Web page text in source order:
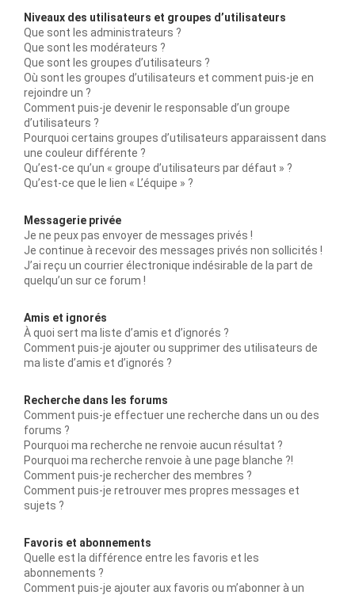
Niveaux des utilisateurs et groupes d’utilisateurs
Que sont les administrateurs ?
Que sont les modérateurs ?
Que sont les groupes d’utilisateurs ?
Où sont les groupes d’utilisateurs et comment puis-je en
rejoindre un ?
Comment puis-je devenir le responsable d’un groupe
d’utilisateurs ?
Pourquoi certains groupes d’utilisateurs apparaissent dans
une couleur différente ?
Qu’est-ce qu’un « groupe d’utilisateurs par défaut » ?
Qu’est-ce que le lien « L’équipe » ?
Messagerie privée
Je ne peux pas envoyer de messages privés !
Je continue à recevoir des messages privés non sollicités !
J’ai reçu un courrier électronique indésirable de la part de
quelqu’un sur ce forum !
Amis et ignorés
À quoi sert ma liste d’amis et d’ignorés ?
Comment puis-je ajouter ou supprimer des utilisateurs de
ma liste d’amis et d’ignorés ?
Recherche dans les forums
Comment puis-je effectuer une recherche dans un ou des
forums ?
Pourquoi ma recherche ne renvoie aucun résultat ?
Pourquoi ma recherche renvoie à une page blanche ?!
Comment puis-je rechercher des membres ?
Comment puis-je retrouver mes propres messages et
sujets ?
Favoris et abonnements
Quelle est la différence entre les favoris et les
abonnements ?
Comment puis-je ajouter aux favoris ou m’abonner à un